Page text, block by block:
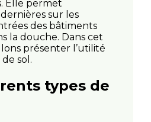
Elle permet
sur les
des bâtiments
la douche. Dans cet
présenter l’utilité
sol.
types de